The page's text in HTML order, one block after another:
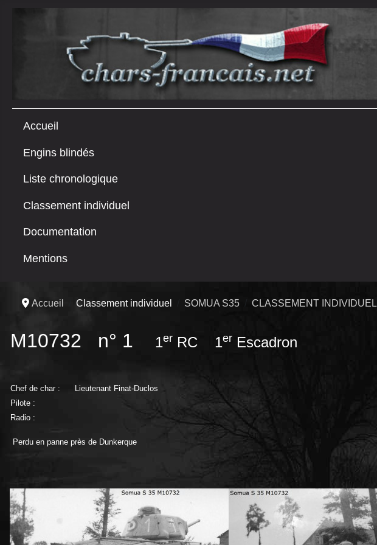
Accueil
Engins blindés
Liste chronologique
Classement individuel
Documentation
Mentions
Accueil Classement individuel SOMUA S35 CLASSEMENT INDIVIDUEL
M10732 n° 1 1er RC 1er Escadron
Chef de char : Lieutenant Finat-Duclos
Pilote :
Radio :
Perdu en panne près de Dunkerque